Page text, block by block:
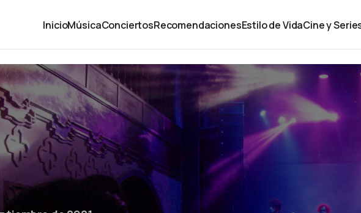
InicioMúsicaConciertosRecomendacionesEstilo de VidaCine y